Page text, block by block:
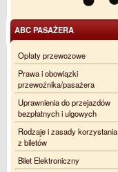
ABC PASAŻERA
Opłaty przewozowe
Prawa i obowiązki
przewoźnika/pasażera
Uprawnienia do przejazdów
bezpłatnych i ulgowych
Rodzaje i zasady korzystania
z biletów
Bilet Elektroniczny